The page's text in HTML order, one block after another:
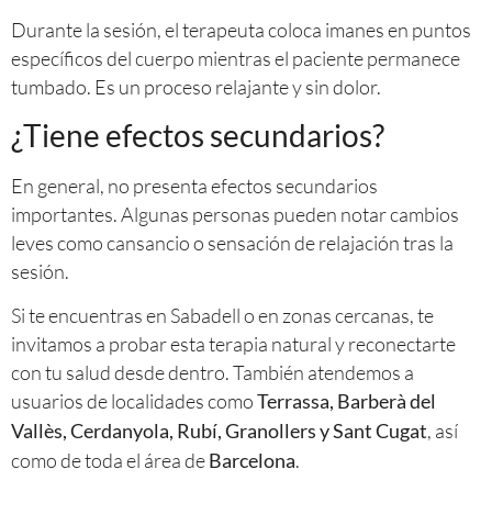
Durante la sesión, el terapeuta coloca imanes en puntos
específicos del cuerpo mientras el paciente permanece
tumbado. Es un proceso relajante y sin dolor.
¿Tiene efectos secundarios?
En general, no presenta efectos secundarios
importantes. Algunas personas pueden notar cambios
leves como cansancio o sensación de relajación tras la
sesión.
Si te encuentras en Sabadell o en zonas cercanas, te
invitamos a probar esta terapia natural y reconectarte
con tu salud desde dentro. También atendemos a
usuarios de localidades comoTerrassa, Barberà del
Vallès, Cerdanyola, Rubí, Granollers y Sant Cugat, así
como de toda el área deBarcelona.